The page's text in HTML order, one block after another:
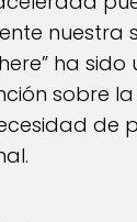
nuestra
ha sido
sobre
de